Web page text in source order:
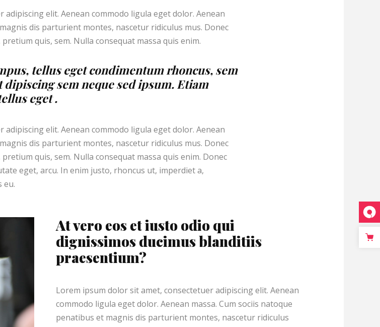
elit. Aenean commodo ligula eget dolor. Aenean
dis parturient montes, nascetur ridiculus mus. Donec
quis, sem. Nulla consequat massa quis enim.
tellus eget condimentum rhoncus, sem
sem neque sed ipsum. Etiam
eget .
elit. Aenean commodo ligula eget dolor. Aenean
dis parturient montes, nascetur ridiculus mus. Donec
quis, sem. Nulla consequat massa quis enim. Donec
eget, arcu. In enim justo, rhoncus ut, imperdiet a,
eu.
At vero eos et iusto odio qui
dignissimos ducimus blanditiis
praesentium?
Lorem ipsum dolor sit amet, consectetuer adipiscing elit. Aenean
commodo ligula eget dolor. Aenean massa. Cum sociis natoque
penatibus et magnis dis parturient montes, nascetur ridiculus